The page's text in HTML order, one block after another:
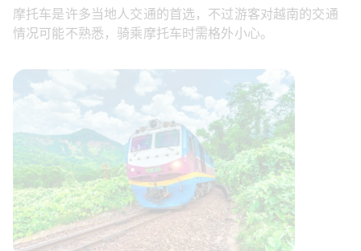
摩托车是许多当地人交通的首选，不过游客对越南的交通
情况可能不熟悉，骑乘摩托车时需格外小心。